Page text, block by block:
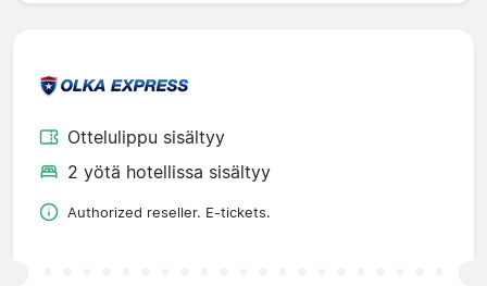
Ottelulippu sisältyy
2 yötä hotellissa sisältyy
Authorized reseller. E-tickets.